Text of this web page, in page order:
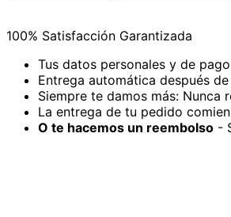
100% Satisfacción Garantizada
Tus datos personales y de
Entrega automática después
Siempre te damos más: Nunca
La entrega de tu pedido
O te hacemos un reembolso -